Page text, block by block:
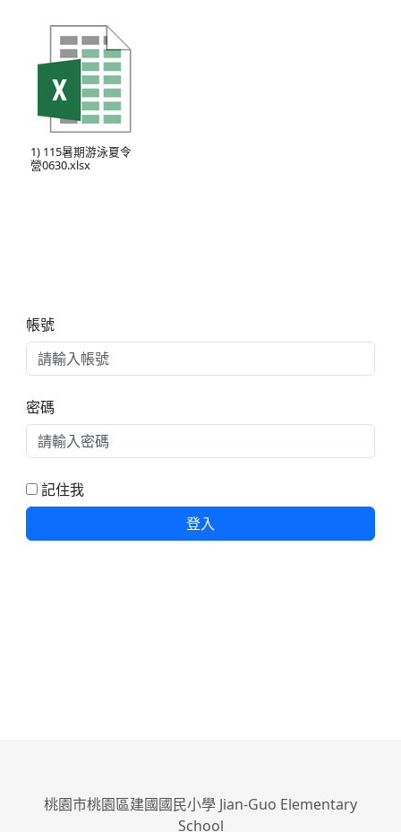
1) 115暑期游泳夏令
營0630.xlsx
帳號
密碼
記住我
登入
桃園市桃園區建國國民小學 Jian-Guo Elementary
School